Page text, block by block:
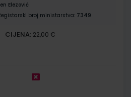
Elezović
broj ministarstva: 7349
CIJENA: 22,00 €